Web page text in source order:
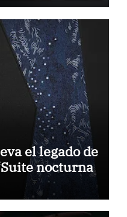
el legado de
nocturna